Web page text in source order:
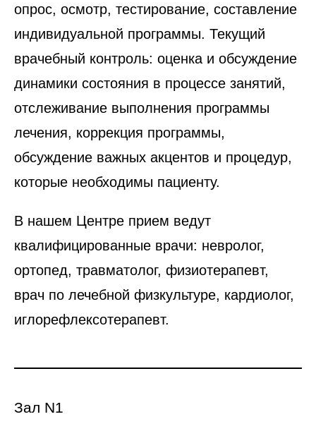
опрос, осмотр, тестирование, составление
индивидуальной программы. Текущий
врачебный контроль: оценка и обсуждение
динамики состояния в процессе занятий,
отслеживание выполнения программы
лечения, коррекция программы,
обсуждение важных акцентов и процедур,
которые необходимы пациенту.
В нашем Центре прием ведут
квалифицированные врачи: невролог,
ортопед, травматолог, физиотерапевт,
врач по лечебной физкультуре, кардиолог,
иглорефлексотерапевт.
Зал N1